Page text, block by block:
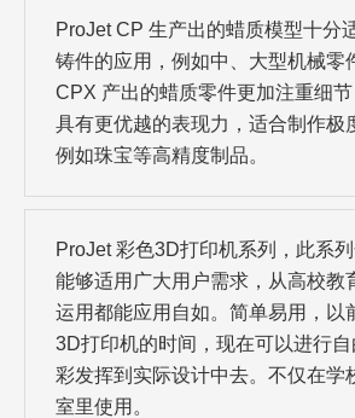
ProJet CP 生产出的蜡质模型十分
铸件的应用，例如中、大型机械零
CPX 产出的蜡质零件更加注重细
具有更优越的表现力，适合制作极
例如珠宝等高精度制品。
ProJet 彩色3D打印机系列，此系
能够适用广大用户需求，从高校教
运用都能应用自如。简单易用，以
3D打印机的时间，现在可以进行
彩发挥到实际设计中去。不仅在学
室里使用。